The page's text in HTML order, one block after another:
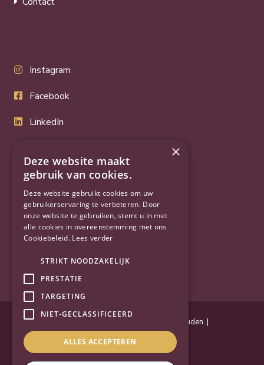
Instagram
Facebook
LinkedIn
YouTube
Powered by Alle rechten voorbehouden. |
Privacyverklaring
×
Deze website maakt
gebruik van cookies.
Deze website gebruikt cookies om uw
gebruikerservaring te verbeteren. Door
onze website te gebruiken, stemt u in met
alle cookies in overeenstemming met ons
Cookiebeleid. Lees verder
STRIKT NOODZAKELIJK
PRESTATIE
TARGETING
NIET-GECLASSIFICEERD
ALLES ACCEPTEREN